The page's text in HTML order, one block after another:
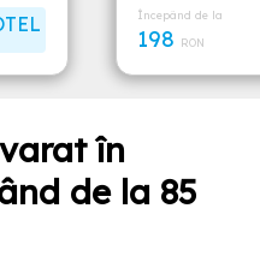
Începând de la
198 RON
în
de la 85